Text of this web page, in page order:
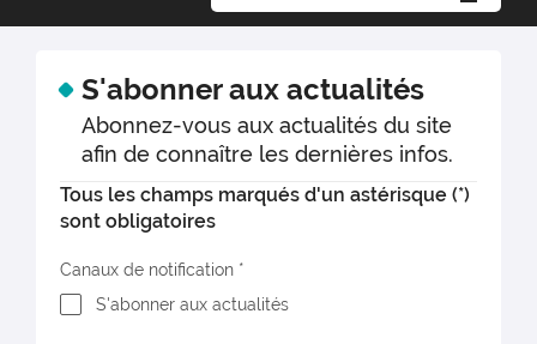
S'abonner aux actualités
Abonnez-vous aux actualités du site
afin de connaître les dernières infos.
Tous les champs marqués d'un astérisque (*)
sont obligatoires
Canaux de notification
S'abonner aux actualités